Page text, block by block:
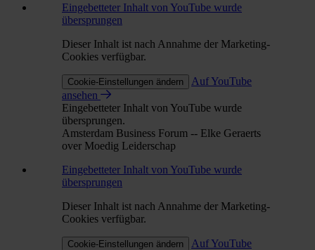
Eingebetteter Inhalt von YouTube wurde
übersprungen
Dieser Inhalt ist nach Annahme der Marketing-
Cookies verfügbar.
Cookie-Einstellungen ändern
Auf YouTube
ansehen
Eingebetteter Inhalt von YouTube wurde
übersprungen.
Amsterdam Business Forum -- Elke Geraerts
over Moedig Leiderschap
Eingebetteter Inhalt von YouTube wurde
übersprungen
Dieser Inhalt ist nach Annahme der Marketing-
Cookies verfügbar.
Cookie-Einstellungen ändern
Auf YouTube